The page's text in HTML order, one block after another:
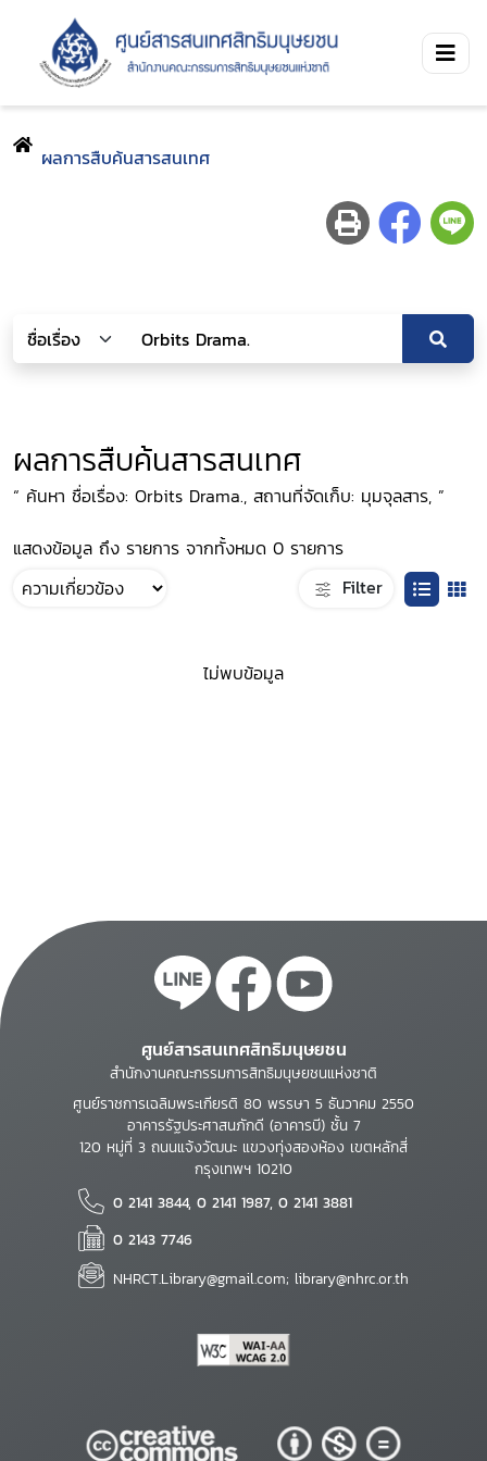
ผลการสืบค้นสารสนเทศ
ผลการสืบค้นสารสนเทศ
“ ค้นหา ชื่อเรื่อง: Orbits Drama., สถานที่จัดเก็บ: มุมจุลสาร, ”
แสดงข้อมูล ถึง รายการ จากทั้งหมด 0 รายการ
Filter
ไม่พบข้อมูล
ศูนย์สารสนเทศสิทธิมนุษยชน
สำนักงานคณะกรรมการสิทธิมนุษยชนแห่งชาติ
ศูนย์ราชการเฉลิมพระเกียรติ 80 พรรษา 5 ธันวาคม 2550
อาคารรัฐประศาสนภักดี (อาคารบี) ชั้น 7
120 หมู่ที่ 3 ถนนแจ้งวัฒนะ แขวงทุ่งสองห้อง เขตหลักสี่
กรุงเทพฯ 10210
0 2141 3844, 0 2141 1987, 0 2141 3881
0 2143 7746
NHRCT.Library@gmail.com; library@nhrc.or.th